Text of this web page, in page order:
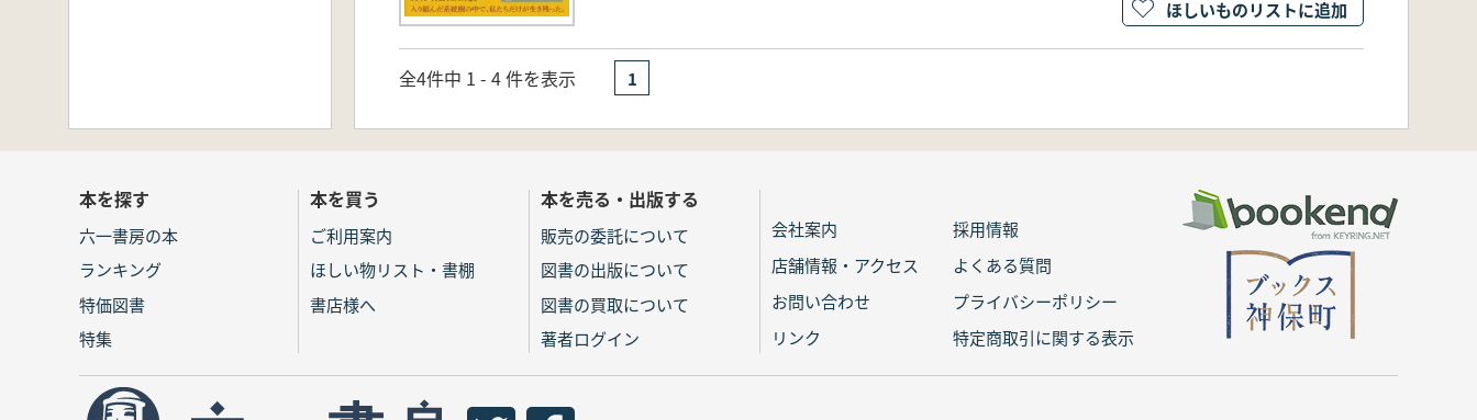
ほしいものリストに追加
全4件中 1 - 4 件を表示 1
本を探す
六一書房の本
ランキング
特価図書
特集
本を買う
ご利用案内
ほしい物リスト・書棚
書店様へ
本を売る・出版する
販売の委託について
図書の出版について
図書の買取について
著者ログイン
会社案内
採用情報
店舗情報・アクセス
よくある質問
お問い合わせ
プライバシーポリシー
リンク
特定商取引に関する表示